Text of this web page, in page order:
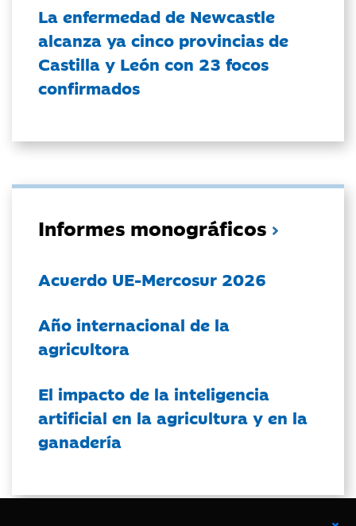
La enfermedad de Newcastle
alcanza ya cinco provincias de
Castilla y León con 23 focos
confirmados
Informes monográficos
Acuerdo UE-Mercosur 2026
Año internacional de la
agricultora
El impacto de la inteligencia
artificial en la agricultura y en la
ganadería